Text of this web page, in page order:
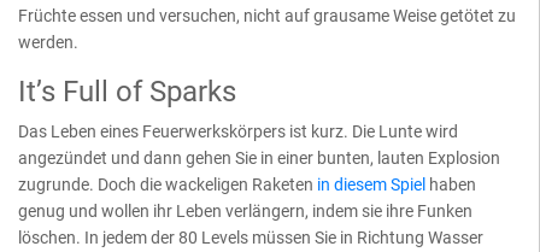
Früchte essen und versuchen, nicht auf grausame Weise getötet zu
werden.
It’s Full of Sparks
Das Leben eines Feuerwerkskörpers ist kurz. Die Lunte wird
angezündet und dann gehen Sie in einer bunten, lauten Explosion
zugrunde. Doch die wackeligen Raketen in diesem Spiel haben
genug und wollen ihr Leben verlängern, indem sie ihre Funken
löschen. In jedem der 80 Levels müssen Sie in Richtung Wasser